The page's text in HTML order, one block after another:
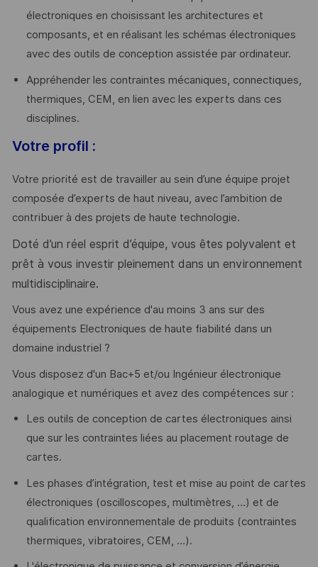
électroniques en choisissant les architectures et
composants, et en réalisant les schémas électroniques
avec des outils de conception assistée par ordinateur.
Appréhender les contraintes mécaniques, connectiques,
thermiques, CEM, en lien avec les experts dans ces
disciplines.
Votre profil :
Votre priorité est de travailler au sein d’une équipe projet
composée d’experts de haut niveau, avec l’ambition de
contribuer à des projets de haute technologie.
Doté d’un réel esprit d’équipe, vous êtes polyvalent et
prêt à vous investir pleinement dans un environnement
multidisciplinaire.
Vous avez une expérience d'au moins 3 ans sur des
équipements Electroniques de haute fiabilité dans un
domaine industriel ?
Vous disposez d'un Bac+5 et/ou Ingénieur électronique
analogique et numériques et avez des compétences sur :
Les outils de conception de cartes électroniques ainsi
que sur les contraintes liées au placement routage de
cartes.
Les phases d’intégration, test et mise au point de cartes
électroniques (oscilloscopes, multimètres, …) et de
qualification environnementale de produits (contraintes
thermiques, vibratoires, CEM, …).